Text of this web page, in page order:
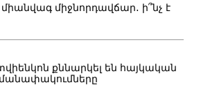
միջնորդավճար․ ի՞նչ է
քննարկել են հայկական